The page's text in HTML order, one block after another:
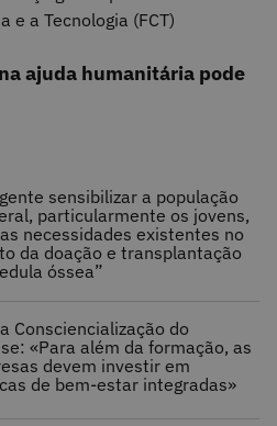
e a Tecnologia (FCT)
ajuda humanitária pode
sensibilizar a população
particularmente os jovens,
necessidades existentes no
da doação e transplantação
óssea”
Consciencialização do
«Para além da formação, as
devem investir em
de bem-estar integradas»